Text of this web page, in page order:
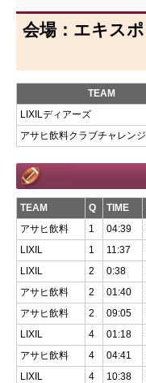
会場：エキス
TEAM
LIXILディアーズ
アサヒ飲料クラブチャレン
TEAM Q TIME
アサヒ飲料
1 04:39
LIXIL
1 11:37
LIXIL
2 0:38
アサヒ飲料
2 01:40
アサヒ飲料
2 09:05
LIXIL
4 01:18
アサヒ飲料
4 04:41
LIXIL
4 10:38